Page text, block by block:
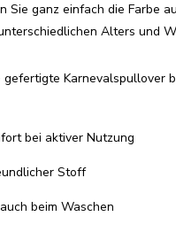
Sie ganz einfach die Farbe
Alters und
Karnevalspullover
bei aktiver Nutzung
Stoff
beim Waschen